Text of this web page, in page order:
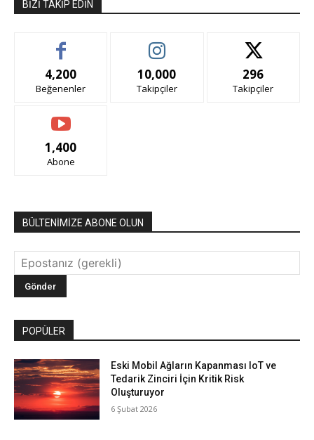
BIZI TAKIP EDIN
4,200
Beğenenler
10,000
Takipçiler
296
Takipçiler
1,400
Abone
BÜLTENİMİZE ABONE OLUN
POPÜLER
Eski Mobil Ağların Kapanması IoT ve
Tedarik Zinciri İçin Kritik Risk
Oluşturuyor
6 Şubat 2026